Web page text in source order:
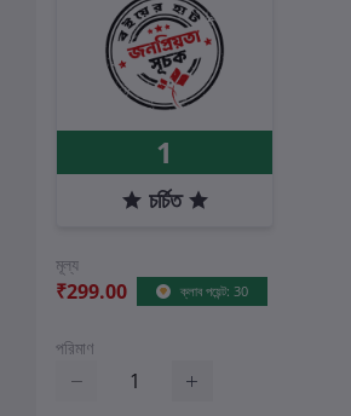
1
চর্চিত
মূল্য
₹299.00 ক্লাব পয়েন্ট: 30
পরিমাণ